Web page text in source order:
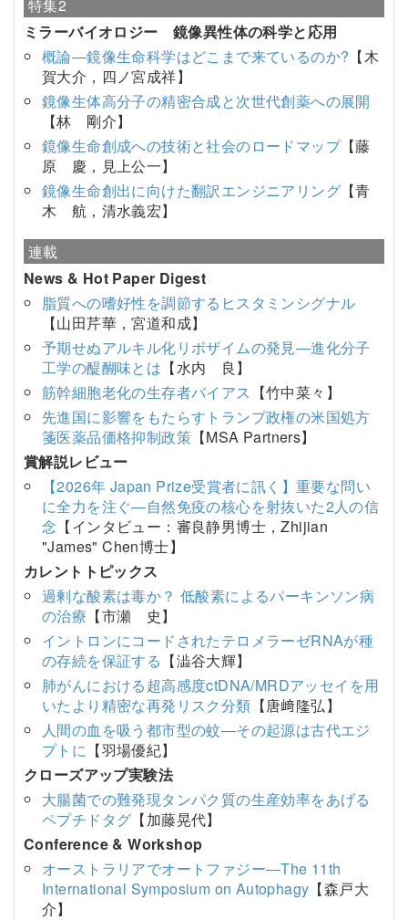
特集2
ミラーバイオロジー 鏡像異性体の科学と応用
概論―鏡像生命科学はどこまで来ているのか? 【木
賀大介，四ノ宮成祥】
鏡像生体高分子の精密合成と次世代創薬への展開
【林 剛介】
鏡像生命創成への技術と社会のロードマップ【藤
原 慶，見上公一】
鏡像生命創出に向けた翻訳エンジニアリング 【青
木 航，清水義宏】
連載
News & Hot Paper Digest
脂質への嗜好性を調節するヒスタミンシグナル
【山田芹華，宮道和成】
予期せぬアルキル化リボザイムの発見―進化分子
工学の醍醐味とは 【水内 良】
筋幹細胞老化の生存者バイアス 【竹中菜々】
先進国に影響をもたらすトランプ政権の米国処方
箋医薬品価格抑制政策 【MSA Partners】
賞解説レビュー
【2026年 Japan Prize受賞者に訊く】重要な問い
に全力を注ぐ—自然免疫の核心を射抜いた2人の信
念 【インタビュー：審良静男博士，Zhijian
"James" Chen博士】
カレントトピックス
過剰な酸素は毒か？ 低酸素によるパーキンソン病
の治療 【市瀬 史】
イントロンにコードされたテロメラーゼRNAが種
の存続を保証する 【澁谷大輝】
肺がんにおける超高感度ctDNA/MRDアッセイを用
いたより精密な再発リスク分類 【唐﨑隆弘】
人間の血を吸う都市型の蚊―その起源は古代エジ
プトに 【羽場優紀】
クローズアップ実験法
大腸菌での難発現タンパク質の生産効率をあげる
ペプチドタグ 【加藤晃代】
Conference & Workshop
オーストラリアでオートファジー―The 11th
International Symposium on Autophagy 【森戸大
介】